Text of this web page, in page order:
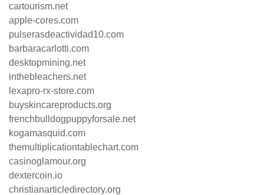
cartourism.net
apple-cores.com
pulserasdeactividad10.com
barbaracarlotti.com
desktopmining.net
inthebleachers.net
lexapro-rx-store.com
buyskincareproducts.org
frenchbulldogpuppyforsale.net
kogamasquid.com
themultiplicationtablechart.com
casinoglamour.org
dextercoin.io
christianarticledirectory.org